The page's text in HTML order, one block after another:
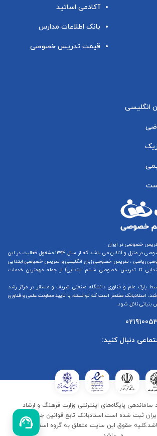
آکادمی اساتید
بانک اطلاعات مدارس
قیمت تدریس خصوصی
انگلیسی
خصوصی در ایران
در منزل و آنلاین
می باشد که از سال ۱۳۹۴ مشغول فعالیت در این
ریاضی ، تدریس خصوصی زبان انگلیسیو تدریس خصوصی ابتدایی
تا تدریس خصوصی ششم ابتدایی) از جمله مهمترین خدمات
پارک علم و فناوری دانشگاه صنعتی شریف و مستقر در مرکز رشد
استادبانک مفتخر است که توانسته، با تایید معاونت علمی و فناوری
بنیانی نائل شود.
دنبال کنید:
ساماندهی پایگاه‌های اینترنتی وزارت فرهنگ و ارشاد
ثبت شده است.استادبانک تابع قوانین جمهوری
حقوق این سایت متعلق به گروه استادبانک